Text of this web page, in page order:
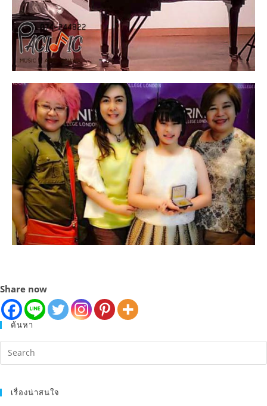
Share now
ค้นหา
เรื่องน่าสนใจ